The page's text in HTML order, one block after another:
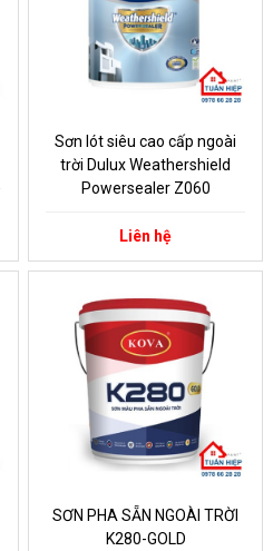
Sơn lót siêu cao cấp ngoài
trời Dulux Weathershield
Powersealer Z060
Liên hệ
SƠN PHA SẴN NGOÀI TRỜI
K280-GOLD